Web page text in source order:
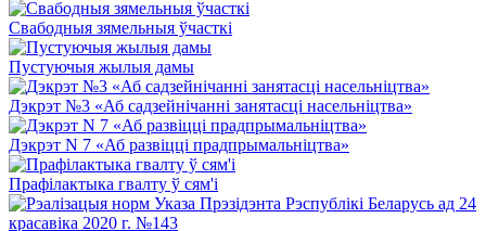
Свабодныя зямельныя ўчасткі
Пустуючыя жылыя дамы
Дэкрэт №3 «Аб садзейнічанні занятасці насельніцтва»
Дэкрэт N 7 «Аб развіцці прадпрымальніцтва»
Прафілактыка гвалту ў сям'і